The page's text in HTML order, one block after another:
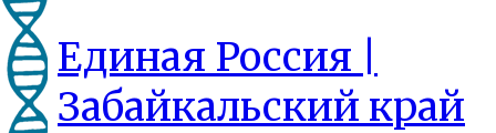
Единая Россия |
Забайкальский край